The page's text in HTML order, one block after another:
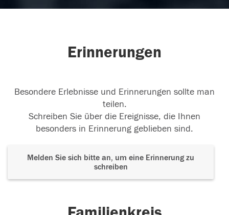
Erinnerungen
Besondere Erlebnisse und Erinnerungen sollte man
teilen.
Schreiben Sie über die Ereignisse, die Ihnen
besonders in Erinnerung geblieben sind.
Melden Sie sich bitte an, um eine Erinnerung zu
schreiben